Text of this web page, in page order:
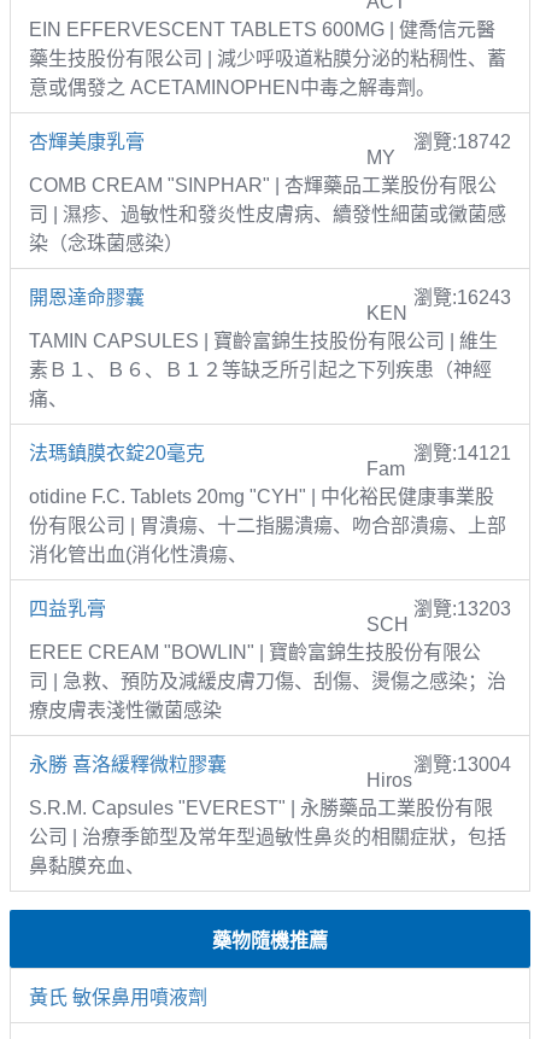
EIN EFFERVESCENT TABLETS 600MG | 健喬信元醫
藥生技股份有限公司 | 減少呼吸道粘膜分泌的粘稠性、蓄
意或偶發之 ACETAMINOPHEN中毒之解毒劑。
杏輝美康乳膏 瀏覽:18742
MY
COMB CREAM "SINPHAR" | 杏輝藥品工業股份有限公
司 | 濕疹、過敏性和發炎性皮膚病、續發性細菌或黴菌感
染（念珠菌感染）
開恩達命膠囊 瀏覽:16243
KEN
TAMIN CAPSULES | 寶齡富錦生技股份有限公司 | 維生
素Ｂ１、Ｂ６、Ｂ１２等缺乏所引起之下列疾患（神經
痛、
法瑪鎮膜衣錠20毫克 瀏覽:14121
Fam
otidine F.C. Tablets 20mg "CYH" | 中化裕民健康事業股
份有限公司 | 胃潰瘍、十二指腸潰瘍、吻合部潰瘍、上部
消化管出血(消化性潰瘍、
四益乳膏 瀏覽:13203
SCH
EREE CREAM "BOWLIN" | 寶齡富錦生技股份有限公
司 | 急救、預防及減緩皮膚刀傷、刮傷、燙傷之感染；治
療皮膚表淺性黴菌感染
永勝 喜洛緩釋微粒膠囊 瀏覽:13004
Hiros
S.R.M. Capsules "EVEREST" | 永勝藥品工業股份有限
公司 | 治療季節型及常年型過敏性鼻炎的相關症狀，包括
鼻黏膜充血、
藥物隨機推薦
黃氏 敏保鼻用噴液劑